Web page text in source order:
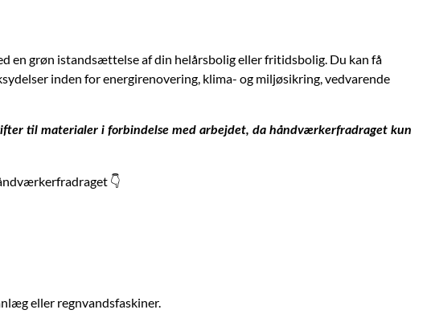
en grøn istandsættelse af din helårsbolig eller fritidsbolig. Du kan få
inden for energirenovering, klima- og miljøsikring, vedvarende
til materialer i forbindelse med arbejdet, da håndværkerfradraget kun
👇
eller regnvandsfaskiner.